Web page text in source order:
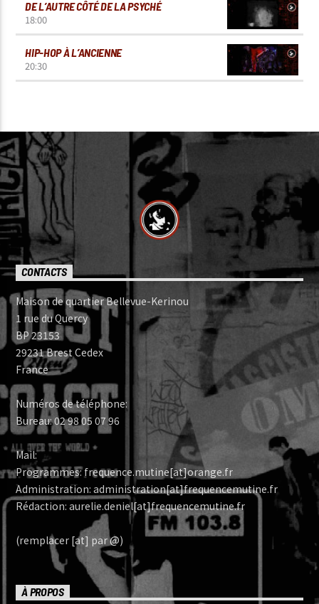
DE L’AUTRE CÔTÉ DE LA PSYCHÉ
18:00
HIP-HOP À L’ANCIENNE
20:30
CONTACTS
Maison de quartier Bellevue-Kerinou
1 rue du Quercy
BP 23153
29231 Brest Cedex
France
Numéros de téléphone:
Bureau: 02 98 05 07 96
Mail:
Programmes: frequence.mutine[at]orange.fr
Administration: administration[at]frequencemutine.fr
Rédaction: aurelie.deniel[at]frequencemutine.fr
(remplacer [at] par @)
À PROPOS